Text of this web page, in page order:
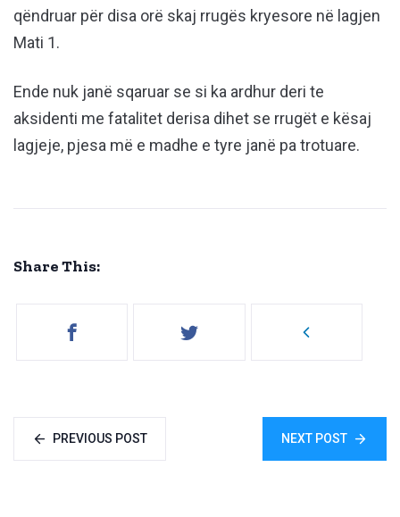
qëndruar për disa orë skaj rrugës kryesore në lagjen
Mati 1.
Ende nuk janë sqaruar se si ka ardhur deri te
aksidenti me fatalitet derisa dihet se rrugët e kësaj
lagjeje, pjesa më e madhe e tyre janë pa trotuare.
Share This:
PREVIOUS POST NEXT POST